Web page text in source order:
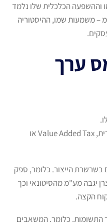
וההשפעה הכלכלית שלו נלמד
– משמעות שמו, ההיסטוריה
ערך
פירוש המונח "מס ערך מוסף" בעברית, Value Added Tax או
הייצור. כלומר, ספק
יגבה מע"מ מהסיטונאי וכך
הקצה.
התשומות. כלומר, המשאבים